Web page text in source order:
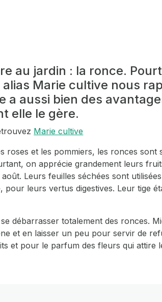
au jardin : la ronce.
Marie cultive nous
a aussi bien des
elle le gère.
Marie cultive
roses et les pommiers, les ronces sont
on apprécie grandement leurs
Leurs feuilles séchées sont
pour leurs vertus digestives. Leur tige
débarrasser totalement des ronces.
et en laisser un peu pour servir de
et pour le parfum des fleurs qui attire